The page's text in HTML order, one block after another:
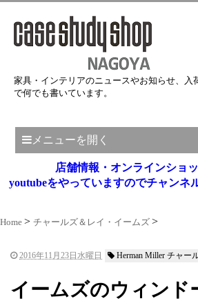
家具・インテリアのニュースやお知らせ、入
で何でも書いています。
メニューを開く
店舗情報・オンラインショ
youtubeをやっていますのでチャンネ
Home チャールズ＆レイ・イームズ
2016年11月23日水曜日 Herman Miller チャー
イームズのウィンド